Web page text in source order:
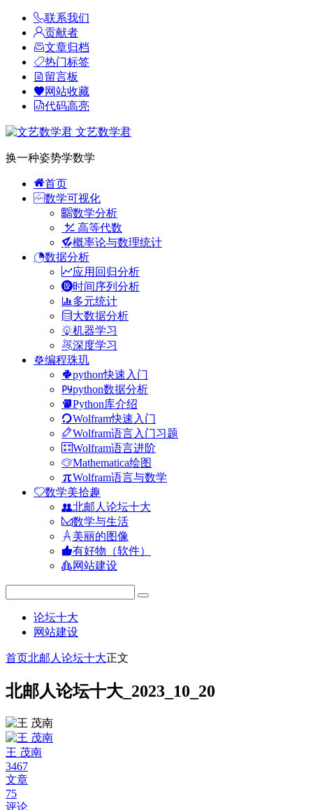
联系我们
贡献者
文章归档
热门标签
留言板
网站收藏
代码高亮
文艺数学君
换一种姿势学数学
首页
数学可视化
数学分析
高等代数
概率论与数理统计
数据分析
应用回归分析
时间序列分析
多元统计
大数据分析
机器学习
深度学习
编程珠玑
python快速入门
python数据分析
Python库介绍
Wolfram快速入门
Wolfram语言入门习题
Wolfram语言进阶
Mathematica绘图
Wolfram语言与数学
数学美拾趣
北邮人论坛十大
数学与生活
美丽的图像
有好物（软件）
网站建设
论坛十大
网站建设
首页北邮人论坛十大正文
北邮人论坛十大_2023_10_20
王 茂南
3467
文章
75
评论